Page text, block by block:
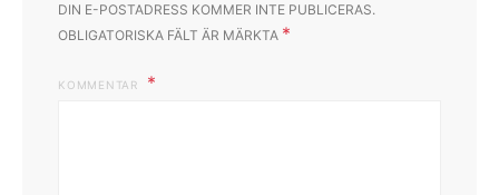
DIN E-POSTADRESS KOMMER INTE PUBLICERAS.
OBLIGATORISKA FÄLT ÄR MÄRKTA *
KOMMENTAR